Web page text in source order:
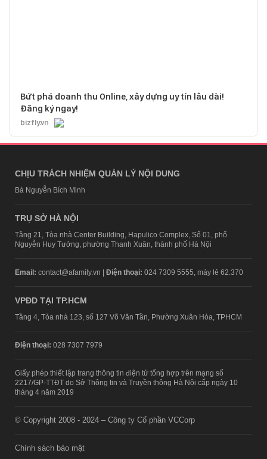
Bứt phá doanh thu Online, xây dựng uy tín lâu dài!
Đăng ký ngay!
bizfly.vn
CHỊU TRÁCH NHIỆM QUẢN LÝ NỘI DUNG
Bà Nguyễn Bích Minh
TRỤ SỞ HÀ NỘI
Tầng 21, Tòa nhà Center Building, Hapulico Complex, Số 01, phố
Nguyễn Huy Tưởng, phường Thanh Xuân, thành phố Hà Nội
Email: contact@afamily.vn | Điện thoại: 024 7309 5555, máy lẻ 62.370
VPĐD TẠI TP.HCM
Tầng 4, Tòa nhà 123, số 127 Võ Văn Tần, Phường Xuân Hòa, TPHCM
Điện thoại: 028 7307 7979
Giấy phép thiết lập trang thông tin điện tử tổng hợp trên mạng số
2217/GP-TTĐT do Sở Thông tin và Truyền thông Hà Nội cấp ngày 10
tháng 4 năm 2019
© Copyright 2008 - 2024 – Công ty Cổ phần VCCorp
Chính sách bảo mật